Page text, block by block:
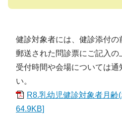
健診対象者には、健診添付の
郵送された問診票にご記入の
受付時間や会場については通
い。
R8.乳幼児健診対象者月齢
64.9KB]